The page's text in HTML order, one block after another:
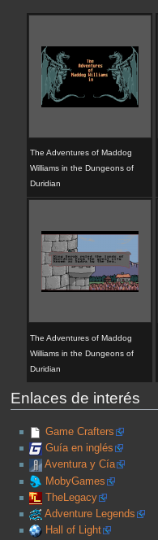
The Adventures of Maddog
Williams in the Dungeons of
Duridian
The Adventures of Maddog
Williams in the Dungeons of
Duridian
Enlaces de interés
Game Crafters
Guía en inglés
Aventura y Cía
MobyGames
TheLegacy
Adventure Legends
Hall of Light